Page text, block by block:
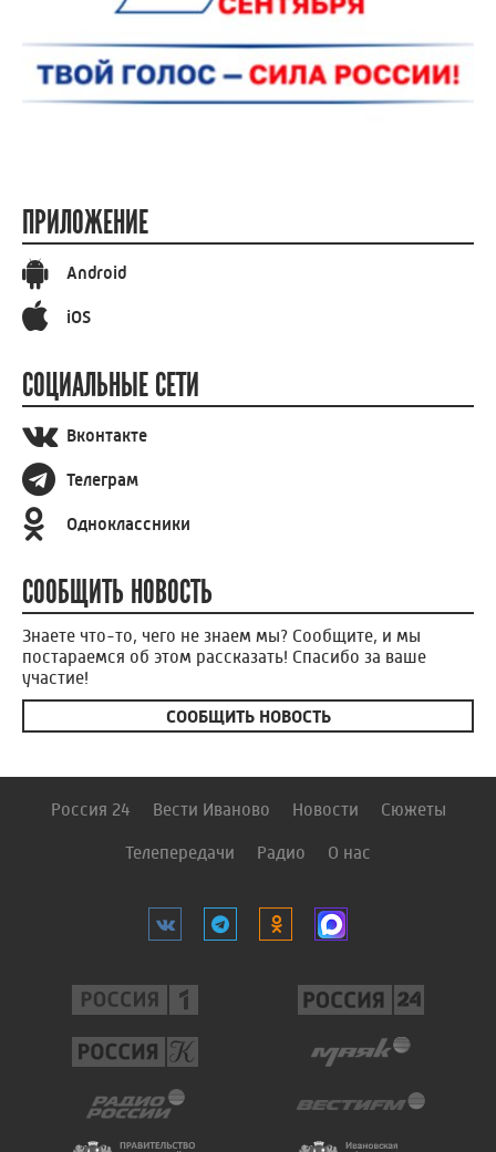
ПРИЛОЖЕНИЕ
Android
iOS
СОЦИАЛЬНЫЕ СЕТИ
Вконтакте
Телеграм
Одноклассники
СООБЩИТЬ НОВОСТЬ
Знаете что-то, чего не знаем мы? Сообщите, и мы
постараемся об этом рассказать! Спасибо за ваше
участие!
СООБЩИТЬ НОВОСТЬ
Россия 24 Вести Иваново Новости Сюжеты
Телепередачи Радио О нас